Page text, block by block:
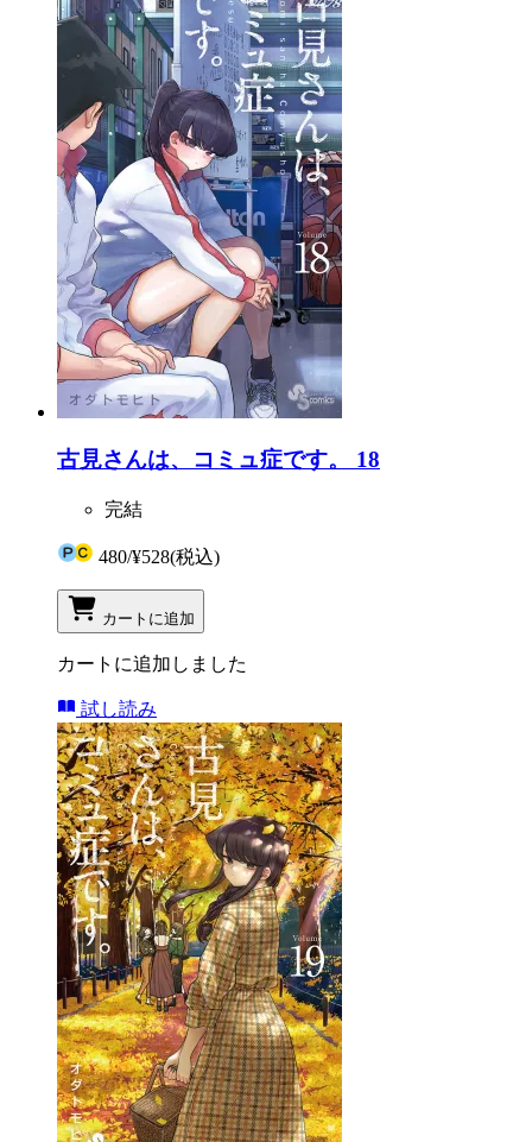
古見さんは、コミュ症です。 18
完結
480/¥528(税込)
カートに追加
カートに追加しました
試し読み